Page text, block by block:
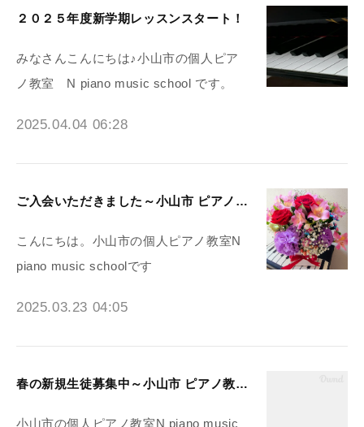
２０２５年度新学期レッスンスタート！
みなさんこんにちは♪小山市の個人ピア
ノ教室 N piano music school です。
2025.04.04 06:28
ご入会いただきました～小山市 ピアノ教室N piano music school
こんにちは。小山市の個人ピアノ教室N
piano music schoolです
2025.03.23 04:05
春の新規生徒募集中～小山市 ピアノ教室N piano music school
小山市の個人ピアノ教室N piano music